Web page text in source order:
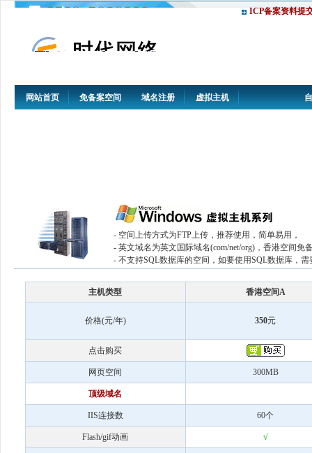
ICP备案资料提
网站首页 免备案空间 域名注册 虚拟主机
- 空间上传方式为FTP上传，推荐使用，简单易用，
- 英文域名为英文国际域名(com/net/org)，香港空间免
- 不支持SQL数据库的空间，如要使用SQL数据库，
主机类型 香港空间A
价格(元/年) 350元
点击购买
网页空间 300MB
顶级域名
IIS连接数 60个
Flash/gif动画 √